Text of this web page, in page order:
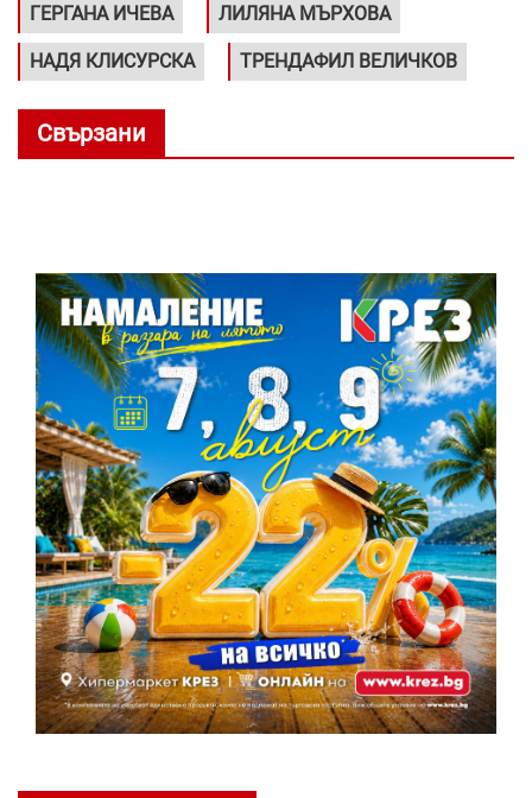
ГЕРГАНА ИЧЕВА ЛИЛЯНА МЪРХОВА
НАДЯ КЛИСУРСКА ТРЕНДАФИЛ ВЕЛИЧКОВ
Свързани